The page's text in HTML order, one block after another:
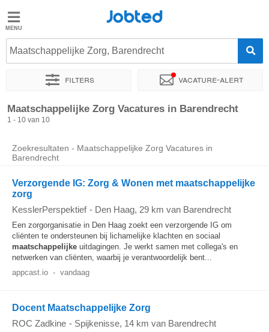
Jobted
Vacatures
Salarissen
Jobted
Maatschappelijke Zorg, Barendrecht
Filters Vacature-alert
Sorteer op Exacte locatie
Maatschappelijke Zorg Vacatures in Barendrecht
1 - 10 van 10
Zoekresultaten - Maatschappelijke Zorg Vacatures in
Barendrecht
Verzorgende IG: Zorg & Wonen met maatschappelijke
zorg
KesslerPerspektief - Den Haag, 29 km van Barendrecht
Een zorgorganisatie in Den Haag zoekt een verzorgende IG om
cliënten te ondersteunen bij lichamelijke klachten en sociaal
maatschappelijke uitdagingen. Je werkt samen met collega's en
netwerken van cliënten, waarbij je verantwoordelijk bent...
appcast.io - vandaag
Docent Maatschappelijke Zorg
ROC Zadkine - Spijkenisse, 14 km van Barendrecht